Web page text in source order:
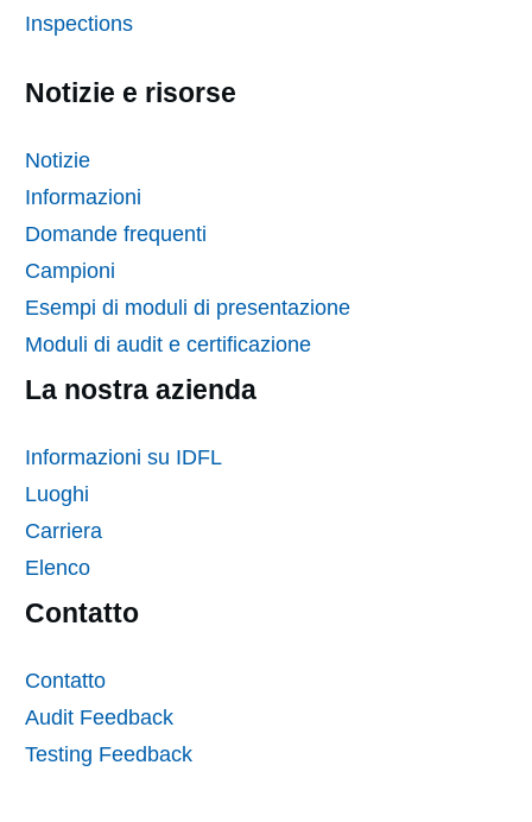
Inspections
Notizie e risorse
Notizie
Informazioni
Domande frequenti
Campioni
Esempi di moduli di presentazione
Moduli di audit e certificazione
La nostra azienda
Informazioni su IDFL
Luoghi
Carriera
Elenco
Contatto
Contatto
Audit Feedback
Testing Feedback